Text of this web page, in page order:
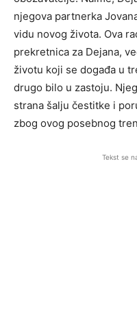
njegova partnerka
vidu novog života. Ova
prekretnica za Dejana,
životu koji se događa u
drugo bilo u zastoju.
strana šalju čestitke i
zbog ovog posebnog
Tekst se